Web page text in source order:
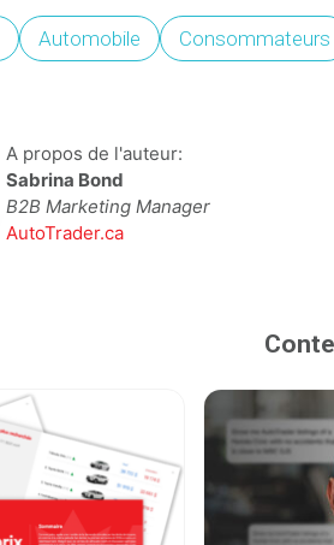
Automobile Consommateurs
A propos de l'auteur:
Sabrina Bond
B2B Marketing Manager
AutoTrader.ca